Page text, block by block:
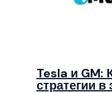
Tesla и GM:
стратегии в